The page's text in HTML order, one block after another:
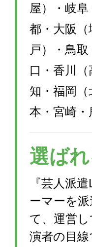
屋）・岐
都・大阪
戸）・鳥
口・香川
知・福岡
本・宮崎・
選ば
『芸人派
ーマーを
て、運営
演者の目